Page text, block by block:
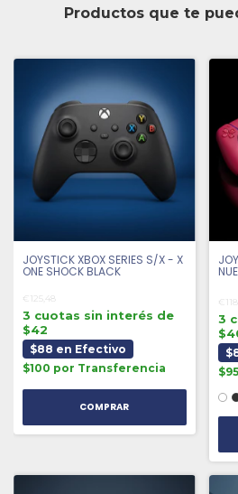
Productos que te
JOYSTICK XBOX SERIES S/X - X
ONE SHOCK BLACK
€125,48
3 cuotas sin interés de
$42
$88 en Efectivo
$100 por Transferencia
3